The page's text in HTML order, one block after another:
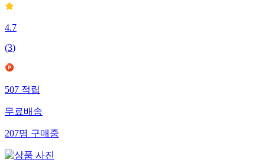
4.7
(3)
507적립
무료배송
207명구매중